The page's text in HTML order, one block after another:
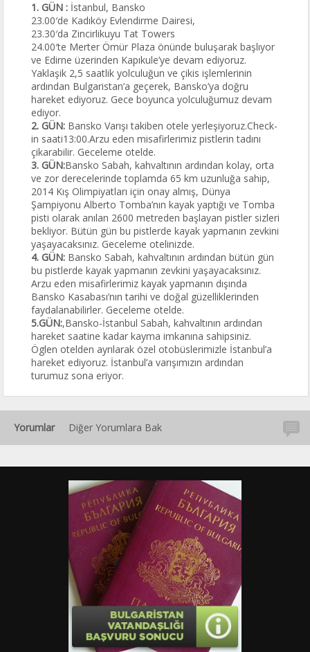
1. GÜN : İstanbul, Bansko
23.00′de Kadıköy Evlendirme Dairesi,
23.30′da Zincirlikuyu Tat Towers
24.00′te Merter Ömür Plaza önünde buluşarak başlıyor
ve Edirne üzerinden Kapıkule’ye devam ediyoruz.
Yaklaşik 2,5 saatlik yolculuğun ve çikis işlemlerinin
ardından Bulgaristan’a geçerek, Bansko’ya doğru
hareket ediyoruz. Gece boyunca yolculuğumuz devam
ediyor.
2. GÜN: Bansko Varışı takiben otele yerleşiyoruz.Check-
in saati13:00.Arzu eden misafirlerimiz pistlerin tadını
çikarabilir. Geceleme otelde.
3. GÜN:Bansko Sabah, kahvaltının ardından kolay, orta
ve zor derecelerinde toplamda 65 km uzunluğa sahip,
2014 Kış Olimpiyatları için onay almış, Dünya
Şampiyonu Alberto Tomba’nın kayak yaptığı ve Tomba
pisti olarak anılan 2600 metreden başlayan pistler sizleri
bekliyor. Bütün gün bu pistlerde kayak yapmanın zevkini
yaşayacaksınız. Geceleme otelinizde.
4. GÜN: Bansko Sabah, kahvaltının ardından bütün gün
bu pistlerde kayak yapmanın zevkini yaşayacaksınız.
Arzu eden misafirlerimiz kayak yapmanın dışında
Bansko Kasabası’nın tarihi ve doğal güzelliklerinden
faydalanabilirler. Geceleme otelde.
5.GÜN:,Bansko-İstanbul Sabah, kahvaltının ardından
hareket saatine kadar kayma imkanına sahipsiniz.
Öglen otelden ayrılarak özel otobüslerimizle İstanbul’a
hareket ediyoruz. İstanbul’a varışımızın ardından
turumuz sona eriyor.
Yorumlar Diğer Yorumlara Bak